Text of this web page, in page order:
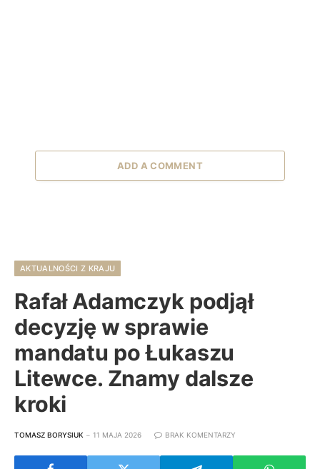
ADD A COMMENT
AKTUALNOŚCI Z KRAJU
Rafał Adamczyk podjął
decyzję w sprawie
mandatu po Łukaszu
Litewce. Znamy dalsze
kroki
TOMASZ BORYSIUK 11 MAJA 2026 BRAK KOMENTARZY